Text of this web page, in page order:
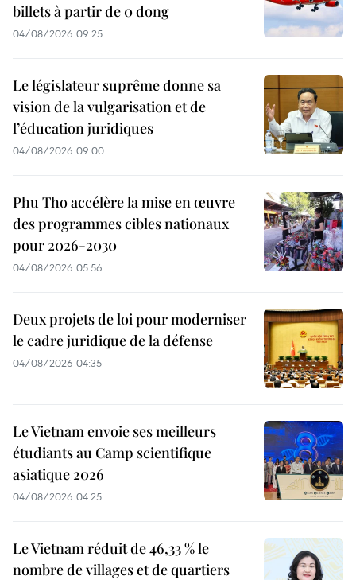
billets à partir de 0 dong
04/08/2026 09:25
Le législateur suprême donne sa
vision de la vulgarisation et de
l’éducation juridiques
04/08/2026 09:00
Phu Tho accélère la mise en œuvre
des programmes cibles nationaux
pour 2026-2030
04/08/2026 05:56
Deux projets de loi pour moderniser
le cadre juridique de la défense
04/08/2026 04:35
Le Vietnam envoie ses meilleurs
étudiants au Camp scientifique
asiatique 2026
04/08/2026 04:25
Le Vietnam réduit de 46,33 % le
nombre de villages et de quartiers